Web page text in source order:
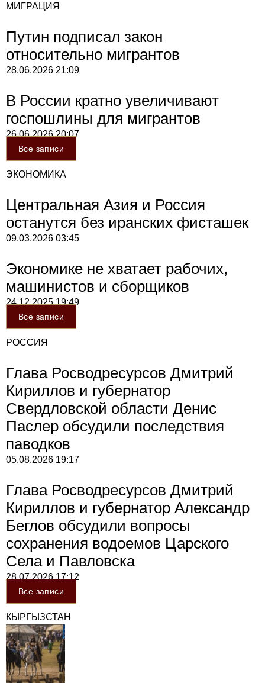
МИГРАЦИЯ
Путин подписал закон
относительно мигрантов
28.06.2026 21:09
В России кратно увеличивают
госпошлины для мигрантов
26.06.202620:07
Все записи
ЭКОНОМИКА
Центральная Азия и Россия
останутся без иранских фисташек
09.03.2026 03:45
Экономике не хватает рабочих,
машинистов и сборщиков
24.12.202519:49
Все записи
РОССИЯ
Глава Росводресурсов Дмитрий
Кириллов и губернатор
Свердловской области Денис
Паслер обсудили последствия
паводков
05.08.2026 19:17
Глава Росводресурсов Дмитрий
Кириллов и губернатор Александр
Беглов обсудили вопросы
сохранения водоемов Царского
Села и Павловска
28.07.202617:12
Все записи
КЫРГЫЗСТАН